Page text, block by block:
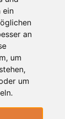
ein
an
um
um